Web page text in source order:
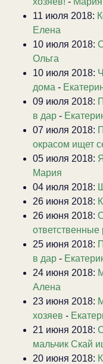
11 июля 2018:
Елена
10 июля 2018:
Ольга
10 июля 2018:
дома -
09 июля 2018:
в дар -
07 июля 2018:
окрасом ищет
05 июля 2018:
Мария
04 июля 2018:
26 июня 2018:
26 июня 2018:
ответственные
25 июня 2018:
в дар -
24 июня 2018:
Алена
23 июня 2018:
хозяев -
21 июня 2018:
мальчик Скай
20 июня 2018: